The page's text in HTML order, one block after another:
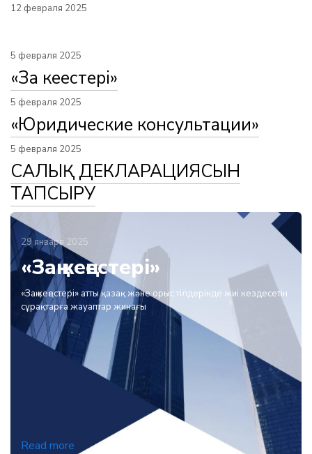
12 февраля 2025
5 февраля 2025
«Заң кеңестері»
5 февраля 2025
«Юридические консультации»
5 февраля 2025
САЛЫҚ ДЕКЛАРАЦИЯСЫН
ТАПСЫРУ
29 января 2025
«Заң кеңестері»
«Заң кеңестері» атты қазақ және орыс тілдерінде жиі кездесетін
сұрақтарға жауаптар жинағы
Read more